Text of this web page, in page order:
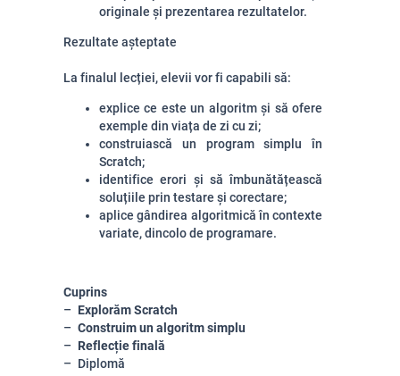
originale și prezentarea rezultatelor.
Rezultate așteptate
La finalul lecției, elevii vor fi capabili să:
explice ce este un algoritm și să ofere
exemple din viața de zi cu zi;
construiască un program simplu în
Scratch;
identifice erori și să îmbunătățească
soluțiile prin testare și corectare;
aplice gândirea algoritmică în contexte
variate, dincolo de programare.
Cuprins
Explorăm Scratch
Construim un algoritm simplu
Reflecție finală
Diplomă